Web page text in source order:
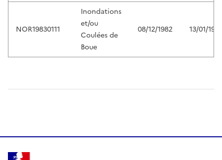
NOR19830111
Inondations
et/ou
Coulées de
Boue
08/12/1982 13/01/